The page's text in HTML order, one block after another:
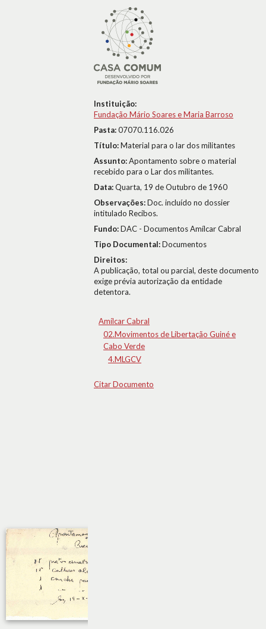
Instituição:
Fundação Mário Soares e Maria Barroso
Pasta:07070.116.026
Título:Material para o lar dos militantes
Assunto:Apontamento sobre o material
recebido para o Lar dos militantes.
Data:Quarta, 19 de Outubro de 1960
Observações:Doc. incluído no dossier
intitulado Recibos.
Fundo:DAC - Documentos Amílcar Cabral
Tipo Documental:Documentos
Direitos:
A publicação, total ou parcial, deste documento
exige prévia autorização da entidade
detentora.
Amílcar Cabral
02.Movimentos de Libertação Guiné e
Cabo Verde
4.MLGCV
Citar Documento